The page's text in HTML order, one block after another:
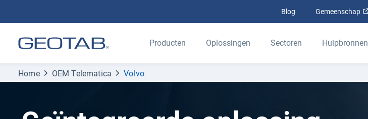
Blog Gemeenschap
Producten Oplossingen Sectoren Hulpbronnen
Home OEM Telematica Volvo